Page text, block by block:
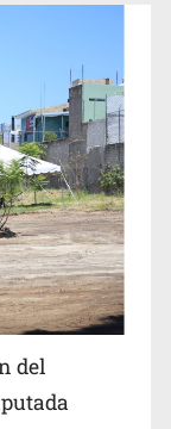
del